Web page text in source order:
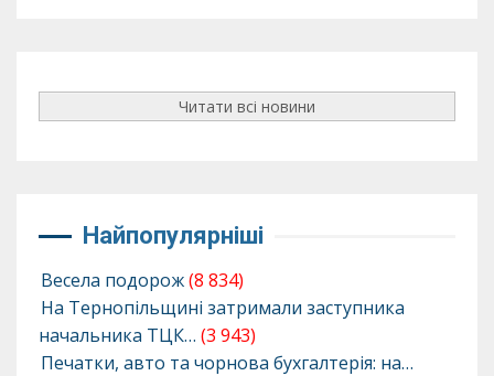
Читати всі новини
Найпопулярніші
Весела подорож(8 834)
На Тернопільщині затримали заступника
начальника ТЦК… (3 943)
Печатки, авто та чорнова бухгалтерія: на…